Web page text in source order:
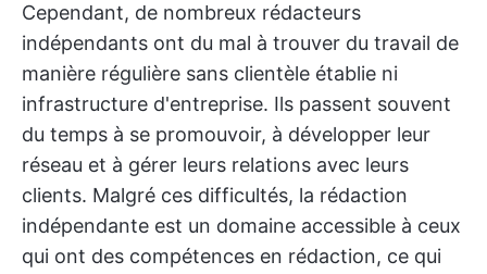
Cependant, de nombreux rédacteurs
indépendants ont du mal à trouver du travail de
manière régulière sans clientèle établie ni
infrastructure d'entreprise. Ils passent souvent
du temps à se promouvoir, à développer leur
réseau et à gérer leurs relations avec leurs
clients. Malgré ces difficultés, la rédaction
indépendante est un domaine accessible à ceux
qui ont des compétences en rédaction, ce qui